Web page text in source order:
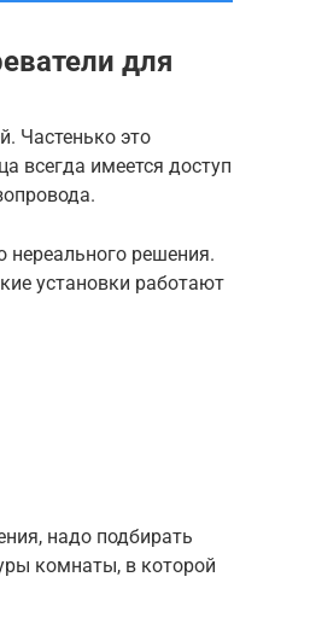
для
Частенько это
всегда имеется доступ
нереального решения.
установки работают
надо подбирать
комнаты, в которой